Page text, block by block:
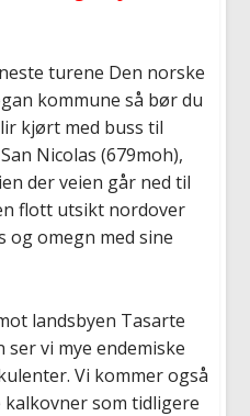
turene Den norske
kommune så bør du
kjørt med buss til
Nicolas (679moh),
der veien går ned til
flott utsikt nordover
og omegn med sine
landsbyen Tasarte
ser vi mye endemiske
Vi kommer også
som tidligere